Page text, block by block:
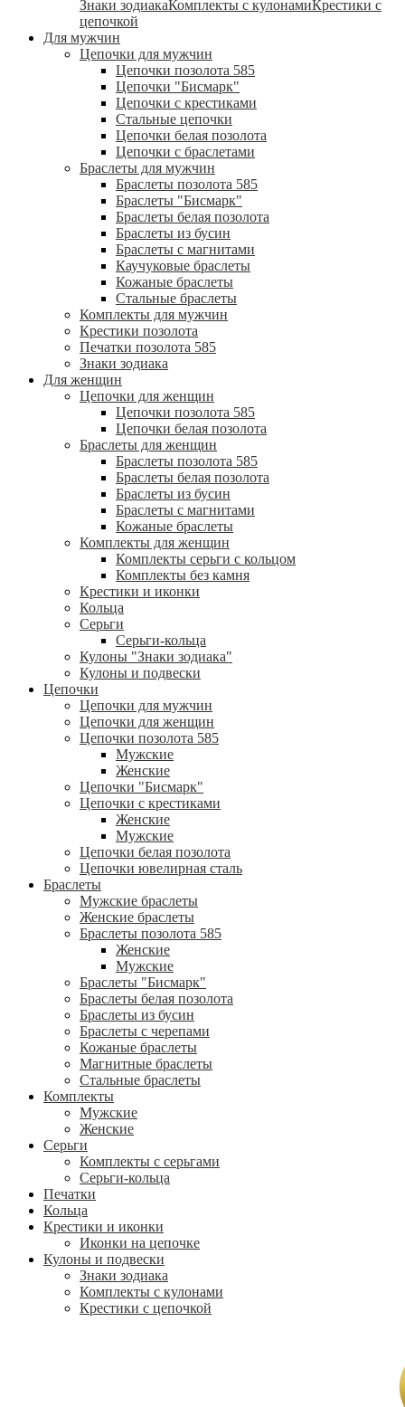
Знаки зодиакаКомплекты с кулонамиКрестики с
цепочкой
Для мужчин
Цепочки для мужчин
Цепочки позолота 585
Цепочки "Бисмарк"
Цепочки с крестиками
Стальные цепочки
Цепочки белая позолота
Цепочки с браслетами
Браслеты для мужчин
Браслеты позолота 585
Браслеты "Бисмарк"
Браслеты белая позолота
Браслеты из бусин
Браслеты с магнитами
Каучуковые браслеты
Кожаные браслеты
Стальные браслеты
Комплекты для мужчин
Крестики позолота
Печатки позолота 585
Знаки зодиака
Для женщин
Цепочки для женщин
Цепочки позолота 585
Цепочки белая позолота
Браслеты для женщин
Браслеты позолота 585
Браслеты белая позолота
Браслеты из бусин
Браслеты с магнитами
Кожаные браслеты
Комплекты для женщин
Комплекты серьги с кольцом
Комплекты без камня
Крестики и иконки
Кольца
Серьги
Серьги-кольца
Кулоны "Знаки зодиака"
Кулоны и подвески
Цепочки
Цепочки для мужчин
Цепочки для женщин
Цепочки позолота 585
Мужские
Женские
Цепочки "Бисмарк"
Цепочки с крестиками
Женские
Мужские
Цепочки белая позолота
Цепочки ювелирная сталь
Браслеты
Мужские браслеты
Женские браслеты
Браслеты позолота 585
Женские
Мужские
Браслеты "Бисмарк"
Браслеты белая позолота
Браслеты из бусин
Браслеты с черепами
Кожаные браслеты
Магнитные браслеты
Стальные браслеты
Комплекты
Мужские
Женские
Серьги
Комплекты с серьгами
Серьги-кольца
Печатки
Кольца
Крестики и иконки
Иконки на цепочке
Кулоны и подвески
Знаки зодиака
Комплекты с кулонами
Крестики с цепочкой